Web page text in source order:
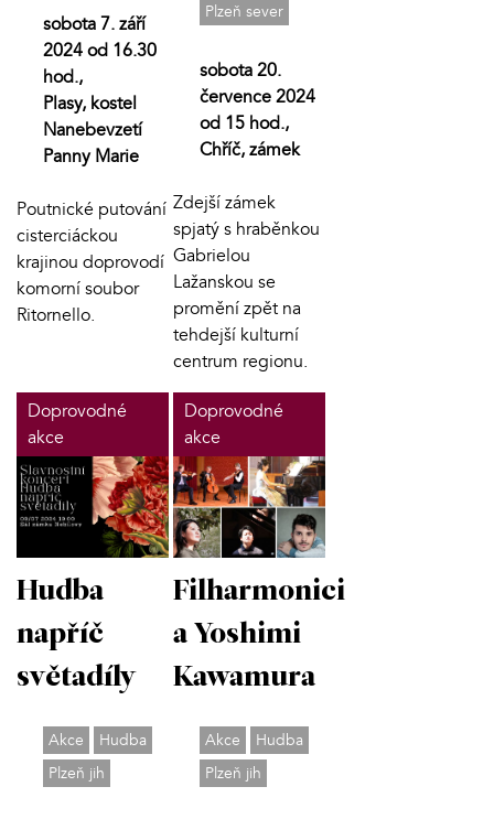
sobota 7. září
2024 od 16.30
hod.,
Plasy, kostel
Nanebevzetí
Panny Marie
Poutnické putování
cisterciáckou
krajinou doprovodí
komorní soubor
Ritornello.
Plzeň sever
sobota 20.
července 2024
od 15 hod.,
Chříč, zámek
Zdejší zámek
spjatý s hraběnkou
Gabrielou
Lažanskou se
promění zpět na
tehdejší kulturní
centrum regionu.
Doprovodné
akce
Hudba
napříč
světadíly
Akce
Hudba
Plzeň jih
Doprovodné
akce
Filharmonici
a Yoshimi
Kawamura
Akce
Hudba
Plzeň jih